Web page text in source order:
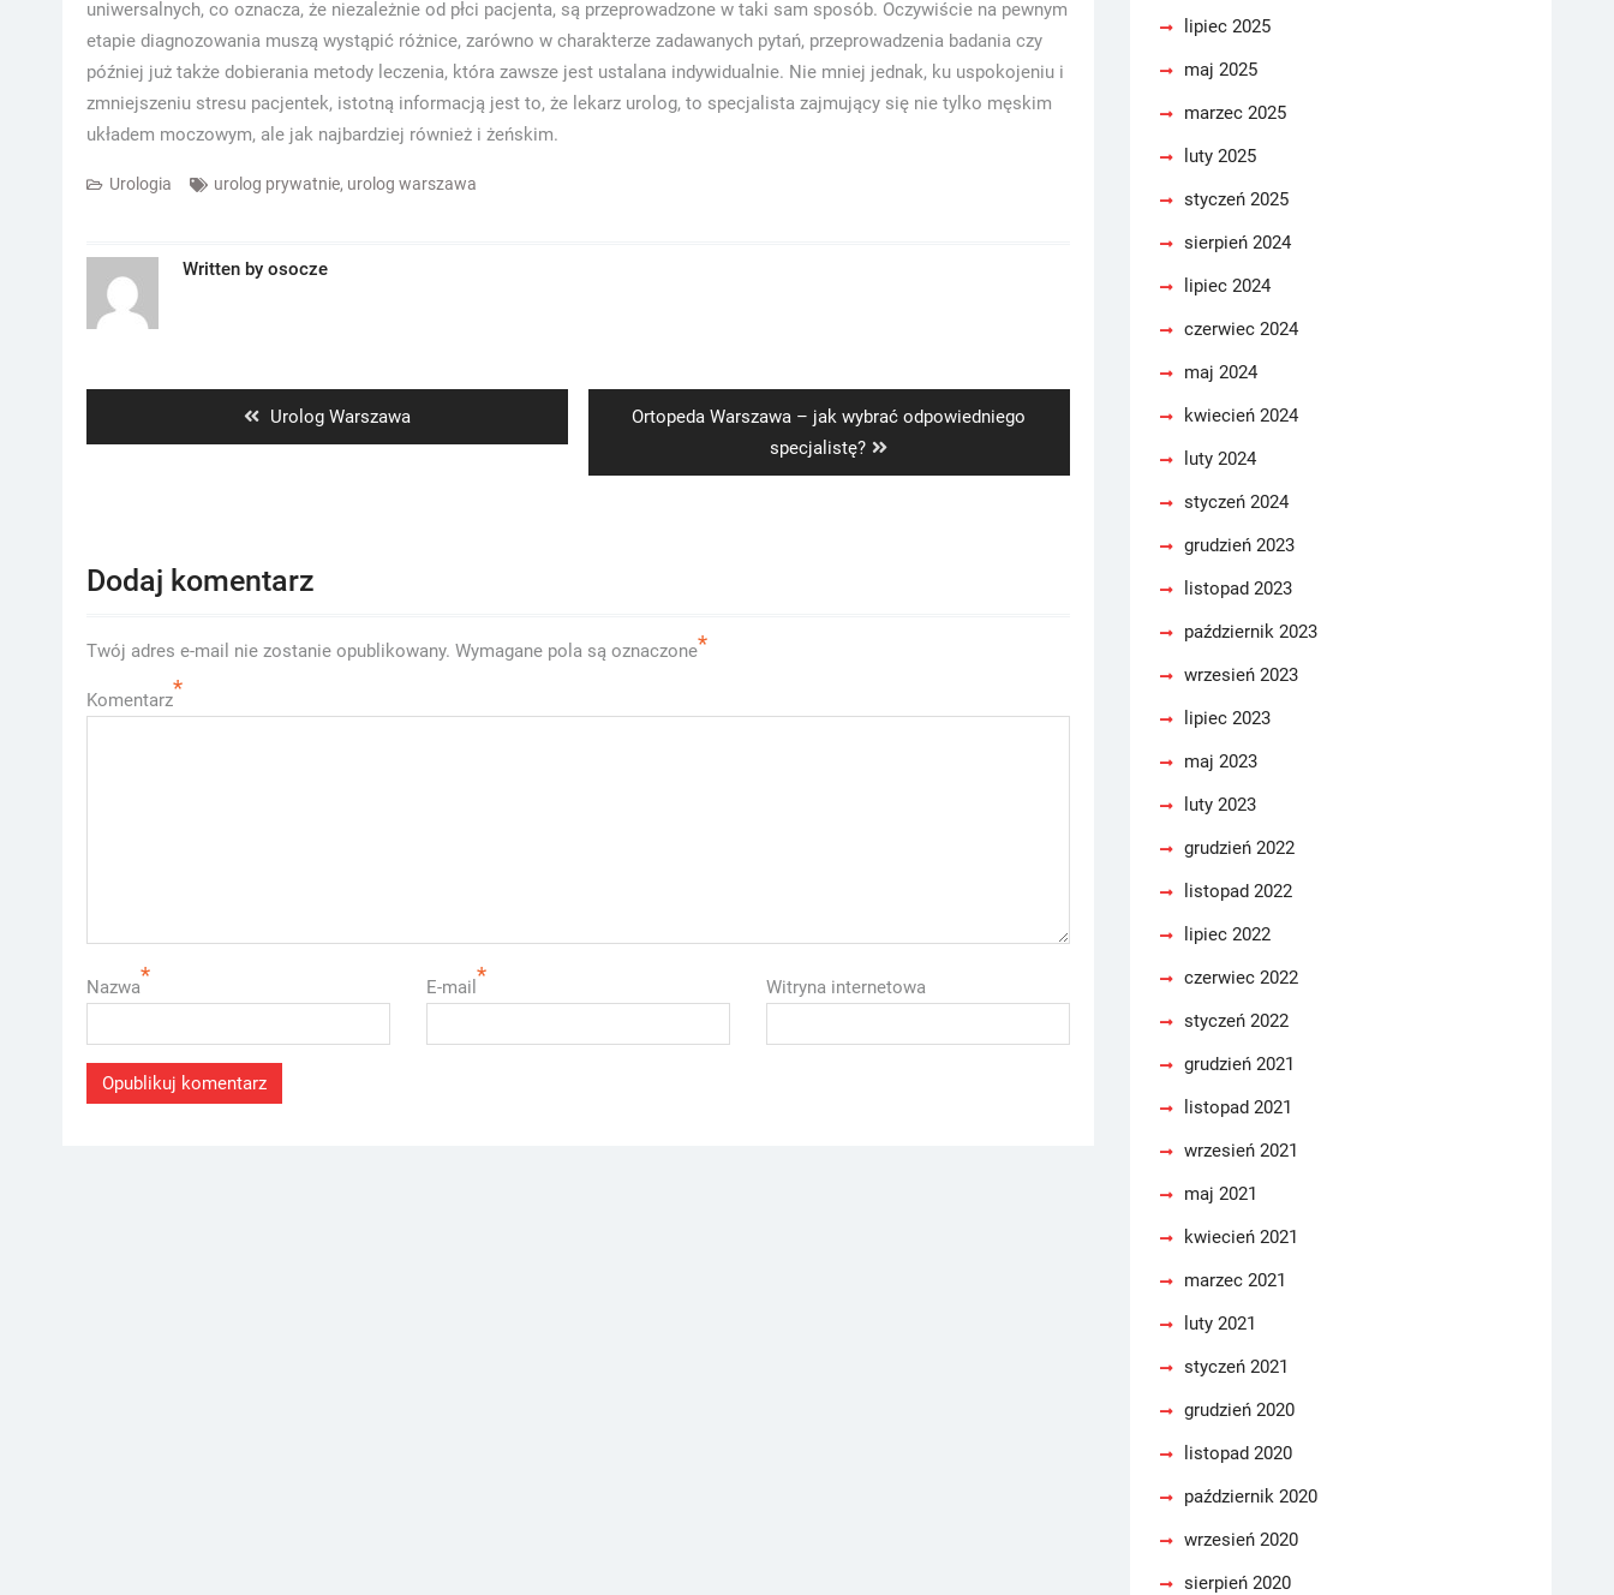
uniwersalnych, co oznacza, że niezależnie od płci pacjenta, są przeprowadzone w taki sam sposób. Oczywiście na pewnym
etapie diagnozowania muszą wystąpić różnice, zarówno w charakterze zadawanych pytań, przeprowadzenia badania czy
później już także dobierania metody leczenia, która zawsze jest ustalana indywidualnie. Nie mniej jednak, ku uspokojeniu i
zmniejszeniu stresu pacjentek, istotną informacją jest to, że lekarz urolog, to specjalista zajmujący się nie tylko męskim
układem moczowym, ale jak najbardziej również i żeńskim.
Urologia urolog prywatnie, urolog warszawa
Written by osocze
Previous
post:
Urolog Warszawa
Next
Ortopeda Warszawa – jak wybrać odpowiedniego
specjalistę?
Dodaj komentarz
Twój adres e-mail nie zostanie opublikowany. Wymagane pola są oznaczone*
Komentarz*
Nazwa* E-mail * Witryna internetowa
lipiec 2025
maj 2025
marzec 2025
luty 2025
styczeń 2025
sierpień 2024
lipiec 2024
czerwiec 2024
maj 2024
kwiecień 2024
luty 2024
styczeń 2024
grudzień 2023
listopad 2023
październik 2023
wrzesień 2023
lipiec 2023
maj 2023
luty 2023
grudzień 2022
listopad 2022
lipiec 2022
czerwiec 2022
styczeń 2022
grudzień 2021
listopad 2021
wrzesień 2021
maj 2021
kwiecień 2021
marzec 2021
luty 2021
styczeń 2021
grudzień 2020
listopad 2020
październik 2020
wrzesień 2020
sierpień 2020